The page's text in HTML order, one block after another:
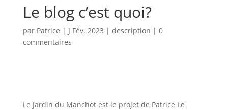
Le blog c’est quoi?
par Patrice | J Fév, 2023 | description | 0
commentaires
Le Jardin du Manchotestle projetde Patrice Le